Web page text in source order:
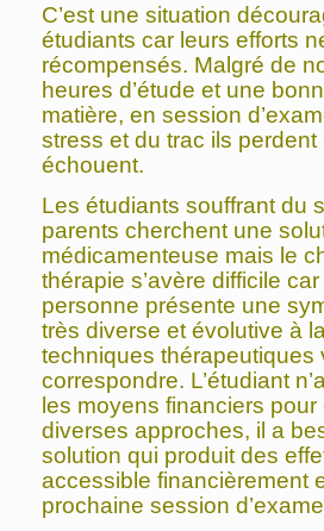
C’est une situation
étudiants car leurs efforts
récompensés. Malgré de
heures d’étude et une
matière, en session
stress et du trac ils
échouent.
Les étudiants souffrant du
parents cherchent une
médicamenteuse mais le
thérapie s’avère difficile
personne présente une
très diverse et évolutive à
techniques thérapeutiques
correspondre. L’étudiant
les moyens financiers
diverses approches, il a
solution qui produit des
accessible financièrement
prochaine session